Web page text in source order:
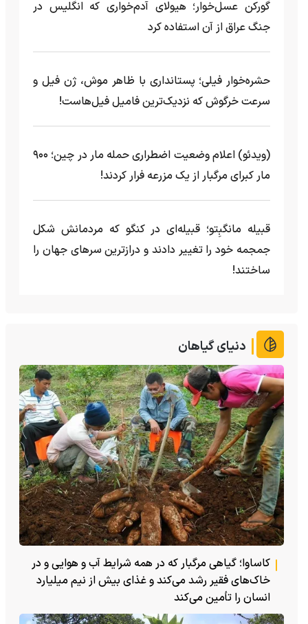
گورکن عسل‌خوار؛ هیولای آدم‌خواری که انگلیس در
جنگ عراق از آن استفاده کرد
حشره‌خوار فیلی؛ پستانداری با ظاهر موش، ژن فیل و
سرعت خرگوش که نزدیک‌ترین فامیل فیل‌هاست!
(ویدئو) اعلام وضعیت اضطراری حمله مار‌ در چین؛ ۹۰۰
مار کبرای مرگبار از یک مزرعه‌ فرار کردند!
قبیله مانگبِتو؛ قبیله‌ای در کنگو که مردمانش شکل
جمجمه خود را تغییر دادند و درازترین سرهای جهان را
ساختند!
دنیای گیاهان
کاساوا؛ گیاهی مرگبار که در همه شرایط آب و هوایی و در
خاک‌های فقیر رشد می‌کند و غذای بیش از نیم میلیارد
انسان را تأمین می‌کند